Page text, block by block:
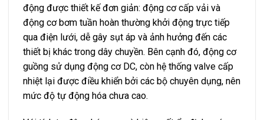
động được thiết kế đơn giản: động cơ cấp vải và
động cơ bơm tuần hoàn thường khởi động trực tiếp
qua điện lưới, dễ gây sụt áp và ảnh hưởng đến các
thiết bị khác trong dây chuyền. Bên cạnh đó, động cơ
guồng sử dụng động cơ DC, còn hệ thống valve cấp
nhiệt lại được điều khiển bởi các bộ chuyên dụng, nên
mức độ tự động hóa chưa cao.